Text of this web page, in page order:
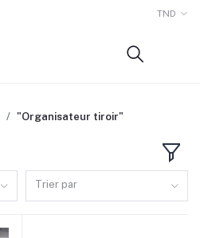
TND
"Organisateur tiroir"
Trier par